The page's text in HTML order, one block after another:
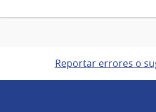
Reportar errores o